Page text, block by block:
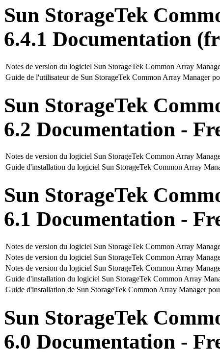
Sun StorageTek
6.4.1 Documentation
Notes de version du logiciel Sun StorageTek Common Array
Guide de l'utilisateur de Sun StorageTek Common Array Manager
Sun StorageTek
6.2 Documentation -
Notes de version du logiciel Sun StorageTek Common Array
Guide d'installation du logiciel Sun StorageTek Common Array
Sun StorageTek
6.1 Documentation -
Notes de version du logiciel Sun StorageTek Common Array
Notes de version du logiciel Sun StorageTek Common Array
Notes de version du logiciel Sun StorageTek Common Array
Guide d'installation du logiciel Sun StorageTek Common Array
Guide d'installation de Sun StorageTek Common Array Manager
Sun StorageTek
6.0 Documentation -